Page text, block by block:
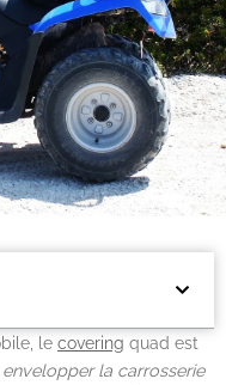
le covering quad est
envelopper la carrosserie